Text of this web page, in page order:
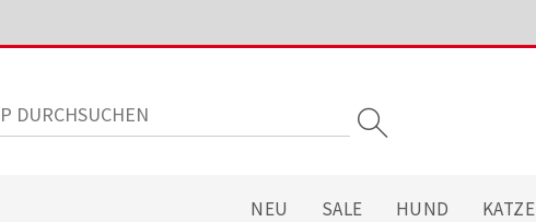
NEU SALE HUND KATZE